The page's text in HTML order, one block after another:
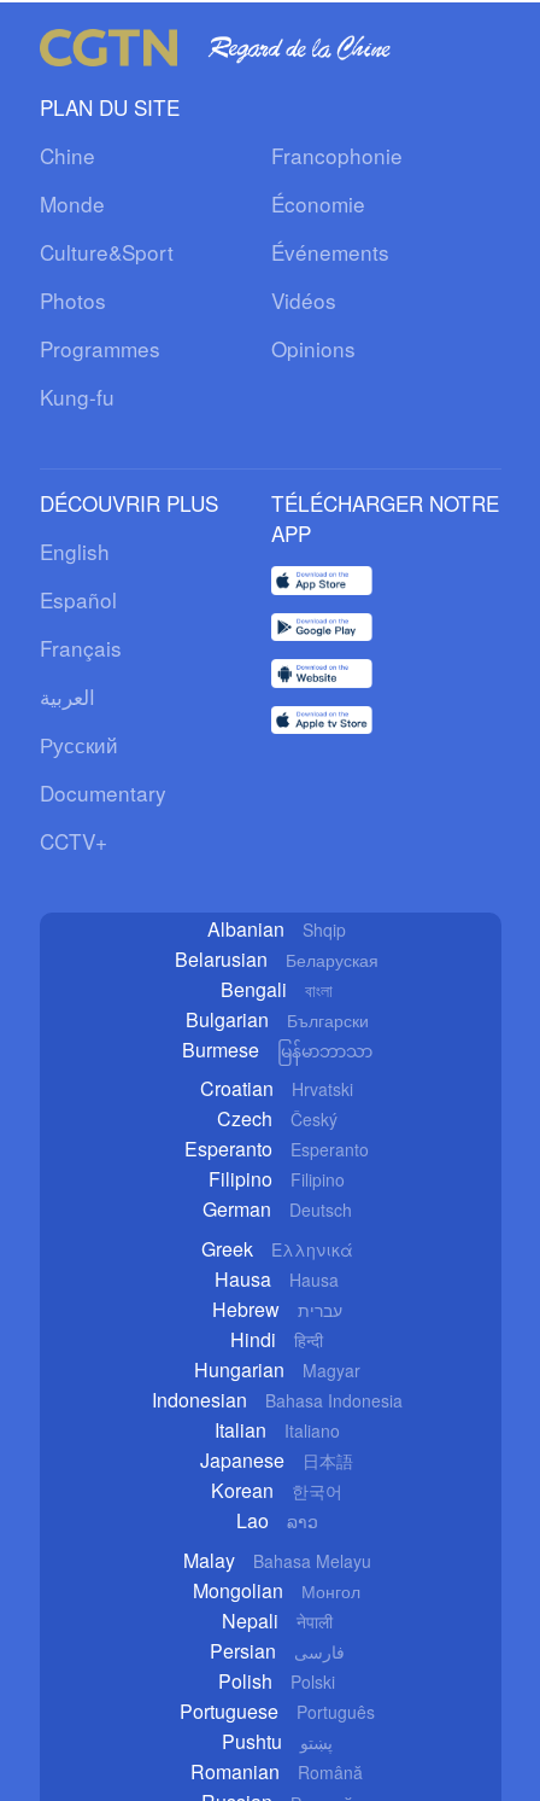
PLAN DU SITE
Chine
Francophonie
Monde
Économie
Culture&Sport
Événements
Photos
Vidéos
Programmes
Opinions
Kung-fu
DÉCOUVRIR PLUS
English
Español
Français
العربية
Русский
Documentary
CCTV+
TÉLÉCHARGER NOTRE
APP
Albanian Shqip
Belarusian Беларуская
Bengali বাংলা
Bulgarian Български
Burmese မြန်မာဘာသာ
Croatian Hrvatski
Czech Český
Esperanto Esperanto
Filipino Filipino
German Deutsch
Greek Ελληνικά
Hausa Hausa
Hebrew עברית
Hindi हिन्दी
Hungarian Magyar
Indonesian Bahasa Indonesia
Italian Italiano
Japanese 日本語
Korean 한국어
Lao ລາວ
Malay Bahasa Melayu
Mongolian Монгол
Nepali नेपाली
Persian فارسی
Polish Polski
Portuguese Português
Pushtu پښتو
Romanian Română